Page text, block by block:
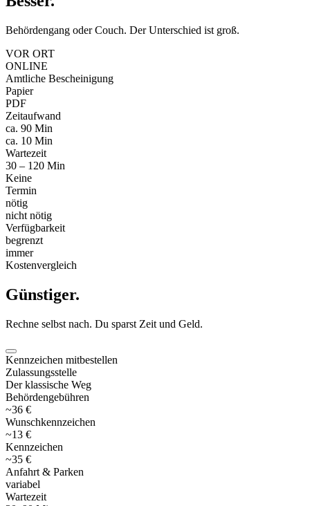
Behördengang oder Couch. Der Unterschied ist groß.
VOR ORT
ONLINE
Amtliche Bescheinigung
Papier
PDF
Zeitaufwand
ca. 90 Min
ca. 10 Min
Wartezeit
30 – 120 Min
Keine
Termin
nötig
nicht nötig
Verfügbarkeit
begrenzt
immer
Kostenvergleich
Günstiger.
Rechne selbst nach. Du sparst Zeit und Geld.
Kennzeichen mitbestellen
Zulassungsstelle
Der klassische Weg
Behördengebühren
~36 €
Wunschkennzeichen
~13 €
Kennzeichen
~35 €
Anfahrt & Parken
variabel
Wartezeit